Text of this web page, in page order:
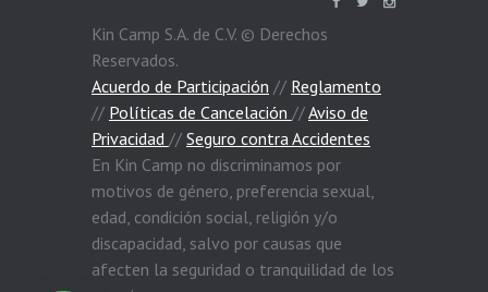
Kin Camp S.A. de C.V. © Derechos
Reservados.
Acuerdo de Participación // Reglamento
// Políticas de Cancelación //Aviso de
Privacidad // Seguro contra Accidentes
En Kin Camp no discriminamos por
motivos de género, preferencia sexual,
edad, condición social, religión y/o
discapacidad, salvo por causas que
afecten la seguridad o tranquilidad de los